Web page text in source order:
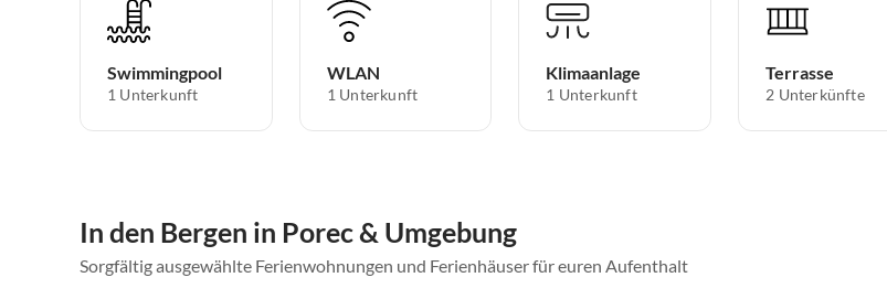
Swimmingpool
1 Unterkunft
WLAN
1 Unterkunft
Klimaanlage
1 Unterkunft
Terrasse
2 Unterkünfte
In den Bergen in Porec & Umgebung
Sorgfältig ausgewählte Ferienwohnungen und Ferienhäuser für euren Aufenthalt